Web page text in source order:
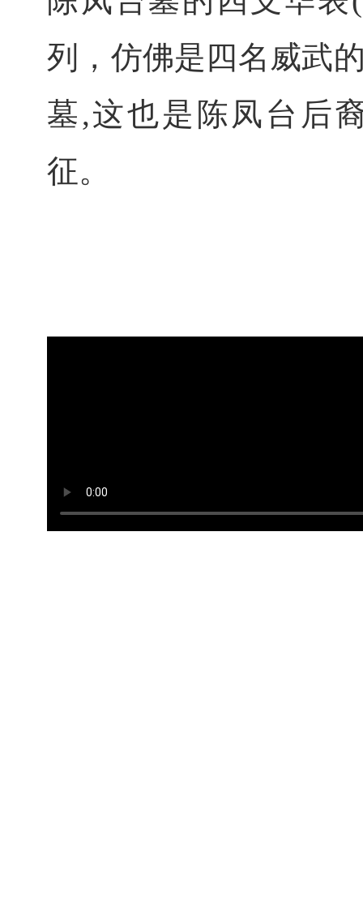
列，仿佛是四名威武
墓,这也是陈凤台后
征。